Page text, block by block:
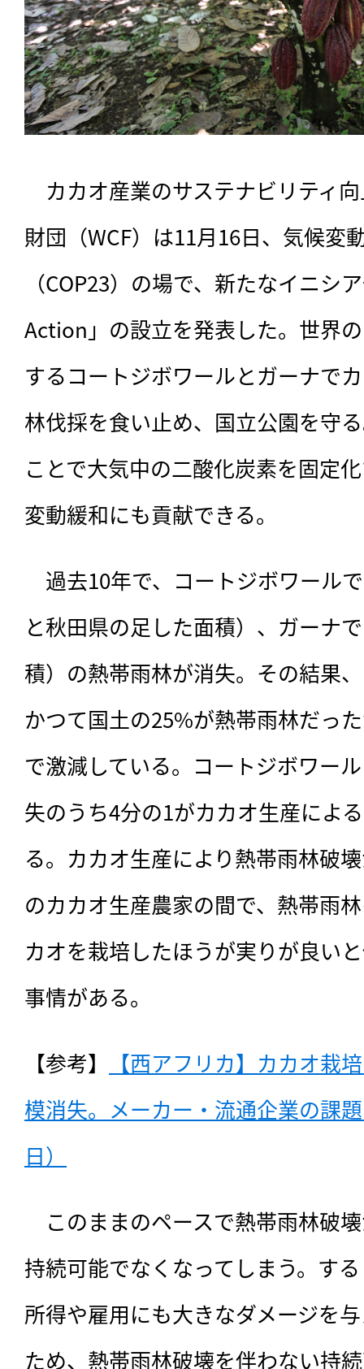
カカオ産業のサステナビリティ
財団（WCF）は11月16日、気候変
（COP23）の場で、新たなイニシ
Action」の設立を発表した。世界
するコートジボワールとガーナで
林伐採を食い止め、国立公園を守
ことで大気中の二酸化炭素を固定
変動緩和にも貢献できる。
過去10年で、コートジボワール
と秋田県の足した面積）、ガーナ
積）の熱帯雨林が消失。その結果
かつて国土の25%が熱帯雨林だっ
で激減している。コートジボワー
失のうち4分の1がカカオ生産によ
る。カカオ生産により熱帯雨林破
のカカオ生産農家の間で、熱帯雨
カオを栽培したほうが実りが良い
事情がある。
【参考】
【西アフリカ】カカオ栽
模消失。メーカー・流通企業の課
日）
このままのペースで熱帯雨林破
持続可能でなくなってしまう。す
所得や雇用にも大きなダメージを
ため、熱帯雨林破壊を伴わない持